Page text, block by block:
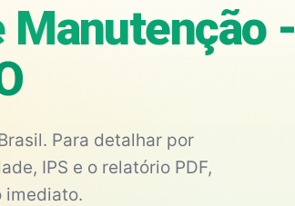
Manutenção -
Para detalhar por
IPS e o relatório PDF,
imediato.